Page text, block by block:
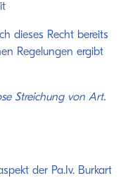
dieses Recht bereits
Regelungen ergibt
Streichung von Art.
der Pa.Iv. Burkart